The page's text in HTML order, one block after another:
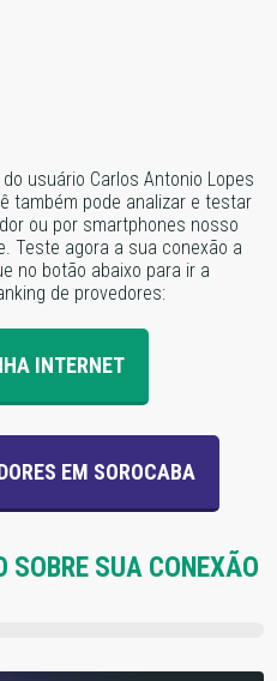
usuário Carlos Antonio Lopes
também pode analizar e testar
ou por smartphones nosso
Teste agora a sua conexão a
no botão abaixo para ir a
de provedores:
INTERNET
EM SOROCABA
SOBRE SUA CONEXÃO